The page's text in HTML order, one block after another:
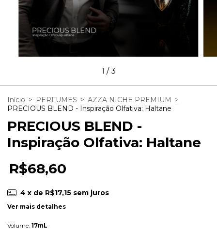
1 /3
Início > PERFUMES > AZZA NICHE PREMIUM >
PRECIOUS BLEND - Inspiração Olfativa: Haltane
PRECIOUS BLEND -
Inspiração Olfativa: Haltane
R$68,60
4 x de R$17,15 sem juros
Ver mais detalhes
Volume: 17mL